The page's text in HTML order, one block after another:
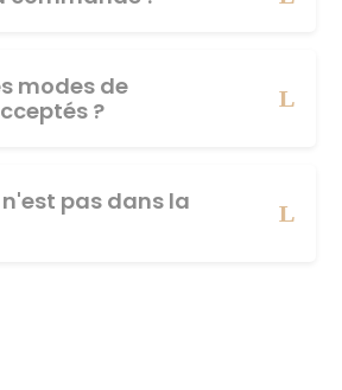
modes de
?
pas dans la